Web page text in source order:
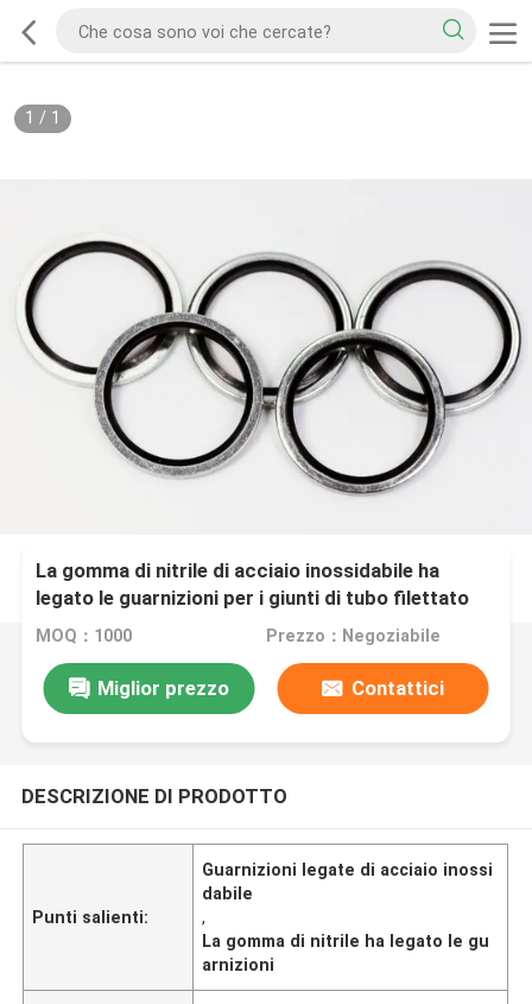
1 / 1
La gomma di nitrile di acciaio inossidabile ha
legato le guarnizioni per i giunti di tubo filettato
MOQ：1000 Prezzo：Negoziabile
Miglior prezzo Contattici
DESCRIZIONE DI PRODOTTO
Punti salienti:
Guarnizioni legate di acciaio inossi
dabile
,
La gomma di nitrile ha legato le gu
arnizioni